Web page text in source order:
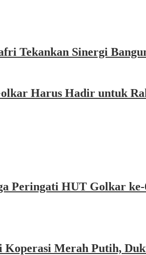
Tekankan Sinergi
Harus Hadir untuk
Peringati HUT Golkar
Merah Putih,